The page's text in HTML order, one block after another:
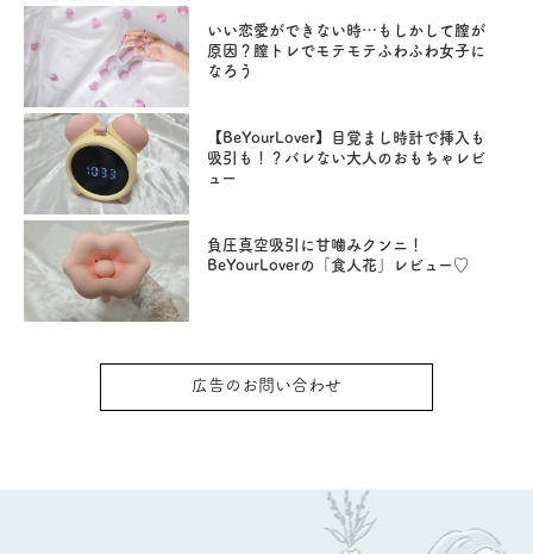
いい恋愛ができない時…もしかして膣が
原因？膣トレでモテモテふわふわ女子に
なろう
【BeYourLover】目覚まし時計で挿入も
吸引も！？バレない大人のおもちゃレビ
ュー
負圧真空吸引に甘噛みクンニ！
BeYourLoverの「食人花」レビュー♡
広告のお問い合わせ